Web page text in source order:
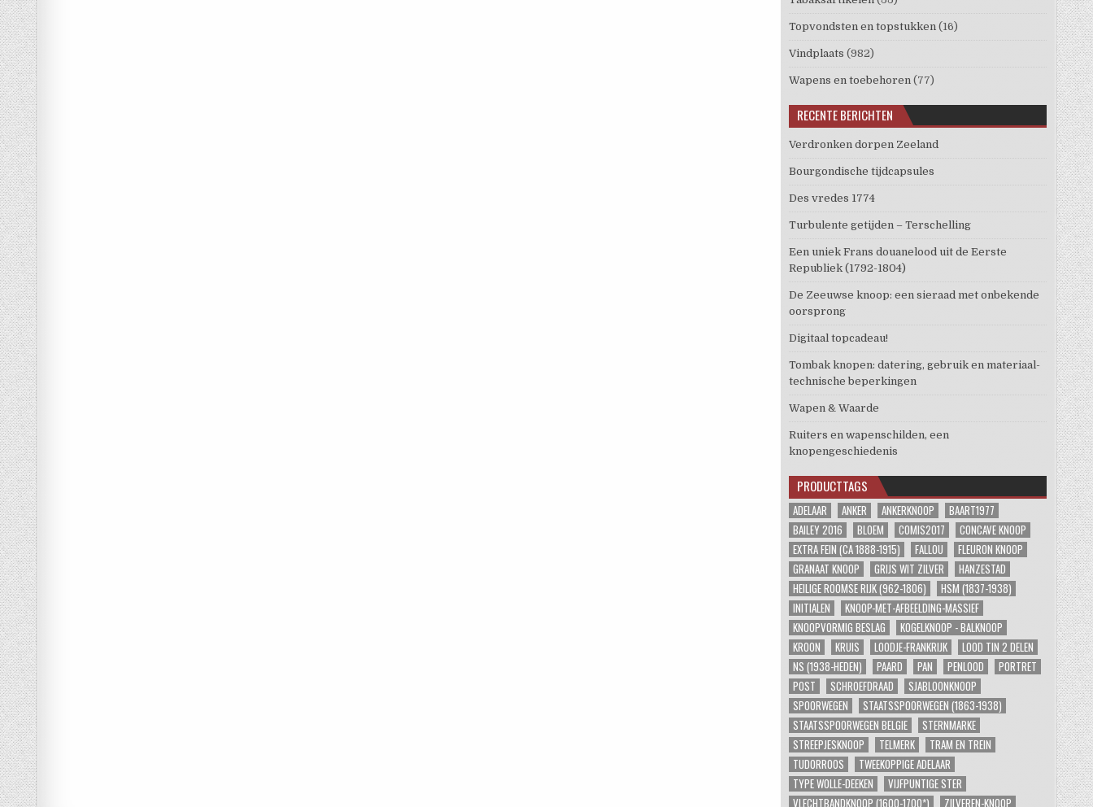
Topvondsten en topstukken (16)
Vindplaats (982)
Wapens en toebehoren (77)
RECENTE BERICHTEN
Verdronken dorpen Zeeland
Bourgondische tijdcapsules
Des vredes 1774
Turbulente getijden – Terschelling
Een uniek Frans douanelood uit de Eerste
Republiek (1792-1804)
De Zeeuwse knoop: een sieraad met onbekende
oorsprong
Digitaal topcadeau!
Tombak knopen: datering, gebruik en materiaal-
technische beperkingen
Wapen & Waarde
Ruiters en wapenschilden, een
knopengeschiedenis
PRODUCTTAGS
ADELAAR ANKER ANKERKNOOP
BAART1977
BAILEY 2016
BLOEM COMIS2017
CONCAVE KNOOP
EXTRA FEIN (CA 1888-1915)
FALLOU
FLEURON KNOOP
GRANAAT KNOOP
GRIJS WIT ZILVER
HANZESTAD
HEILIGE ROOMSE RIJK (962-1806)
HSM (1837-1938)
INITIALEN
KNOOP-MET-AFBEELDING-MASSIEF
KNOOPVORMIG BESLAG
KOGELKNOOP - BALKNOOP
KROON
KRUIS LOODJE-FRANKRIJK
LOOD TIN 2 DELEN
NS (1938-HEDEN)
PAARD PAN PENLOOD
PORTRET
POST
SCHROEFDRAAD
SJABLOONKNOOP
SPOORWEGEN
STAATSSPOORWEGEN (1863-1938)
STAATSSPOORWEGEN BELGIE
STERNMARKE
STREEPJESKNOOP
TELMERK
TRAM EN TREIN
TUDORROOS
TWEEKOPPIGE ADELAAR
TYPE WOLLE-DEEKEN
VIJFPUNTIGE STER
VLECHTBANDKNOOP (1600-1700*)
ZILVEREN-KNOOP